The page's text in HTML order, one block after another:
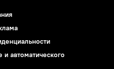
и автоматического